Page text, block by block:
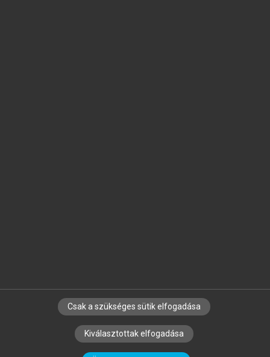
SZERZŐKNEK CÉGEKNEK KÖNYVTÁROSOKNAK
SZERKESZTÉSI ÉS LEKTORÁLÁSI ALAPELVEK
Csak a szükséges sütik elfogadása
Kiválasztottak elfogadása